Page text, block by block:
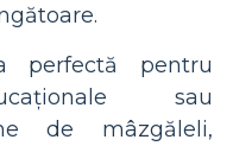
perfectă pentru
sau
de mâzgăleli,